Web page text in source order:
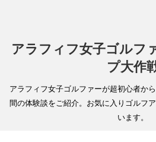
アラフィフ女子ゴルフ
プ大作
アラフィフ女子ゴルファーが超初心者か
間の体験談をご紹介。お気に入りゴルフ
います。